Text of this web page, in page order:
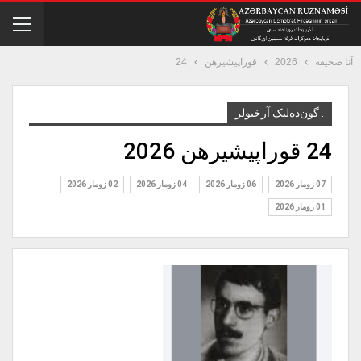
آنا صحیفه 2026 قوراپيشيره‎ن 24
. گون‌ده‌لیک آرخیولر
24 قوراپيشيره‎ن 2026
07 زومار 2026 06 زومار 2026 04 زومار 2026 02 زومار 2026
01 زومار 2026